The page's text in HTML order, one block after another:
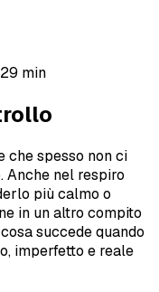
29 min
che spesso non ci
Anche nel respiro
più calmo o
in un altro compito
succede quando
imperfetto e reale